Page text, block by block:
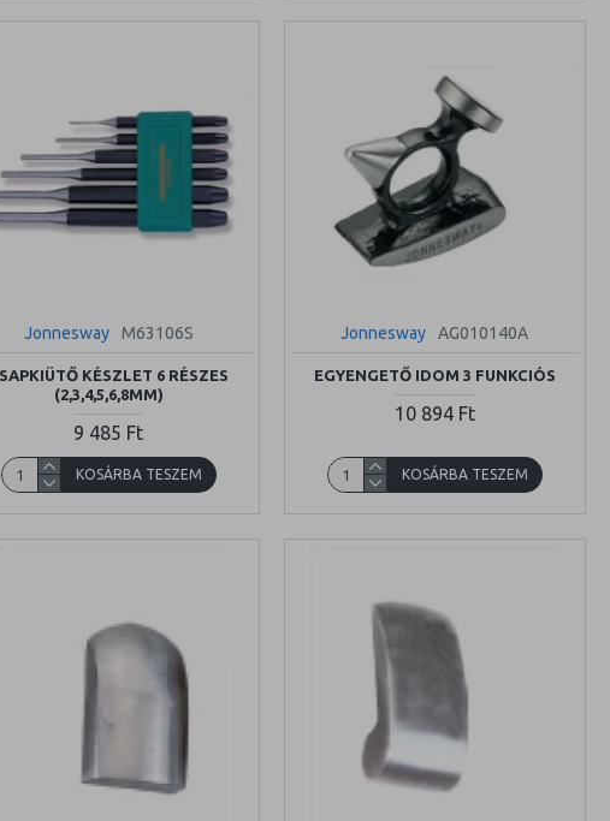
Jonnesway M63106S
KÉSZLET 6 RÉSZES
(2,3,4,5,6,8MM)
9 485 Ft
KOSÁRBA TESZEM
Jonnesway AG010140A
EGYENGETŐ IDOM 3 FUNKCIÓS
10 894 Ft
KOSÁRBA TESZEM